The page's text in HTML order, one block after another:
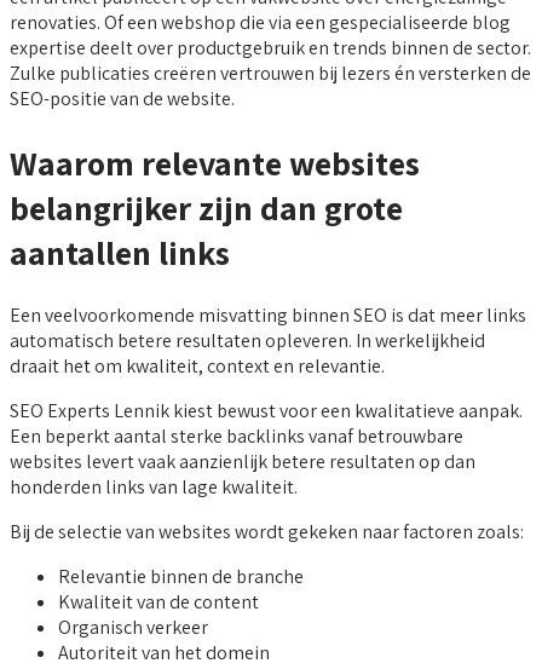
renovaties. Of een webshop die via een gespecialiseerde blog
expertise deelt over productgebruik en trends binnen de sector.
Zulke publicaties creëren vertrouwen bij lezers én versterken de
SEO-positie van de website.
Waarom relevante websites
belangrijker zijn dan grote
aantallen links
Een veelvoorkomende misvatting binnen SEO is dat meer links
automatisch betere resultaten opleveren. In werkelijkheid
draait het om kwaliteit, context en relevantie.
SEO Experts Lennik kiest bewust voor een kwalitatieve aanpak.
Een beperkt aantal sterke backlinks vanaf betrouwbare
websites levert vaak aanzienlijk betere resultaten op dan
honderden links van lage kwaliteit.
Bij de selectie van websites wordt gekeken naar factoren zoals:
Relevantie binnen de branche
Kwaliteit van de content
Organisch verkeer
Autoriteit van het domein